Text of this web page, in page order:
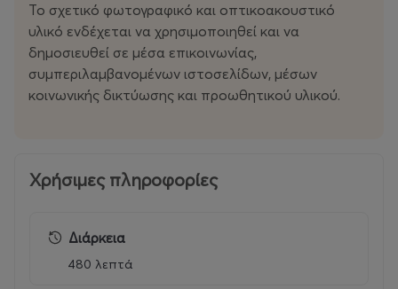
Περισσότερα από 20 αστέρια Michelin, 15 Live Cooking
Stations και 20 μοναδικές συνταγές συνθέτουν μια
ολοήμερη γαστρονομική εμπειρία.
ολοκληρωμένη γαστρονομική εμπειρία.
μια πολυδιάστατη εμπειρία που αναδεικνύει τις τάσεις
που επηρεάζουν το μέλλον της γαστρονομίας.
Το σχετικό φωτογραφικό και οπτικοακουστικό
υλικό ενδέχεται να χρησιμοποιηθεί και να
δημοσιευθεί σε μέσα επικοινωνίας,
συμπεριλαμβανομένων ιστοσελίδων, μέσων
κοινωνικής δικτύωσης και προωθητικού υλικού.
Χρήσιμες πληροφορίες
Διάρκεια
480 λεπτά